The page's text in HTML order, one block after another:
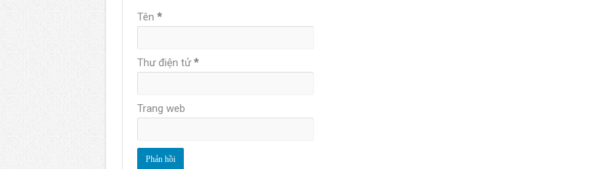
Tên *
Thư điện tử*
Trang web